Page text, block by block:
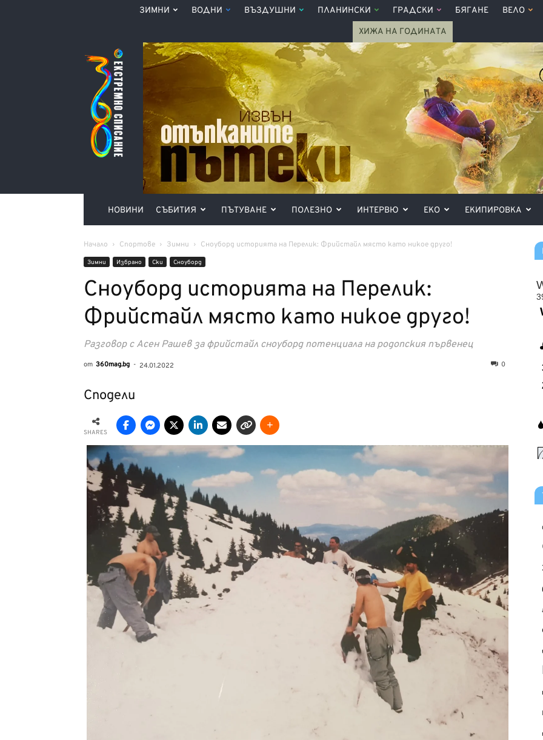
ЗИМНИ ВОДНИ ВЪЗДУШНИ ПЛАНИНСКИ ГРАДСКИ БЯГАНЕ ВЕЛО
ХИЖА НА ГОДИНАТА
Списание
360°
НОВИНИ СЪБИТИЯ ПЪТУВАНЕ ПОЛЕЗНО ИНТЕРВЮ ЕКО ЕКИПИРОВКА
Начало Спортове Зимни Сноуборд историята на Перелик: Фрийстайл място като никое друго!
Зимни Избрано Ски Сноуборд
Сноуборд историята на Перелик:
Фрийстайл място като никое друго!
Разговор с Асен Рашев за фрийстайл сноуборд потенциала на родопския първенец
от 360mag.bg - 24.01.2022 0
Сподели
SHARES